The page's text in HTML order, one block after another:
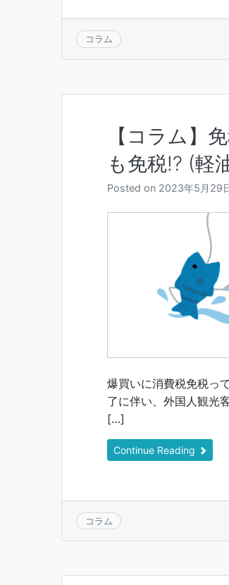
コラム
【コラム】
も免税!? (軽
Posted on 2023年5月29
爆買いに消費税免税っ
了に伴い、外国人観光
[…]
Continue Reading
コラム